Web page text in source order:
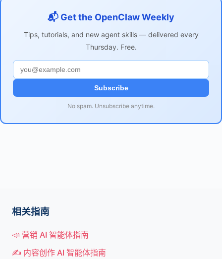
📬 Get the OpenClaw Weekly
Tips, tutorials, and new agent skills — delivered every
Thursday. Free.
Subscribe
No spam. Unsubscribe anytime.
相关指南
📣 营销 AI 智能体指南
✍️ 内容创作 AI 智能体指南